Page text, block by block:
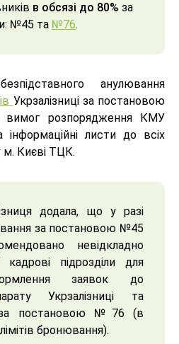
в обсязі до 80% за
№45 та №76.
анулювання
Укрзалізниці за постановою
розпорядження КМУ
інформаційні листи до всіх
м. Києві ТЦК.
додала, що у разі
за постановою №45
невідкладно
підрозділи для
заявок до
Укрзалізниці та
за постановою №76 (в
бронювання).